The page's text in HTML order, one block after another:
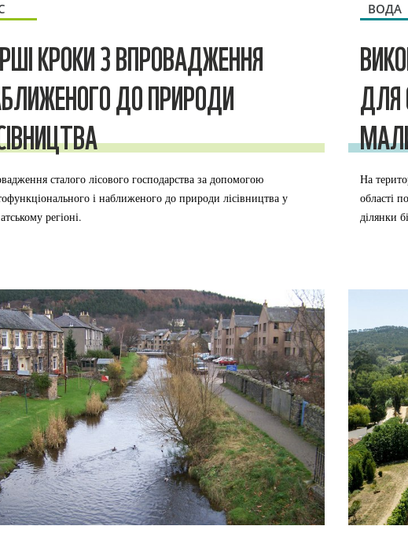
КРОКИ З ВПРОВАДЖЕННЯ
ДО ПРИРОДИ
сталого лісового господарства за допомогою
і наближеного до природи лісівництва у
регіоні.
ВОДА
ДЛЯ
На
області
ділянки